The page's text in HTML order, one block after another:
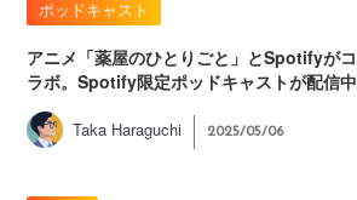
ポッドキャスト
アニメ「薬屋のひとりごと」とSpotifyがコ
ラボ。Spotify限定ポッドキャストが配信中
Taka Haraguchi 2025/05/06